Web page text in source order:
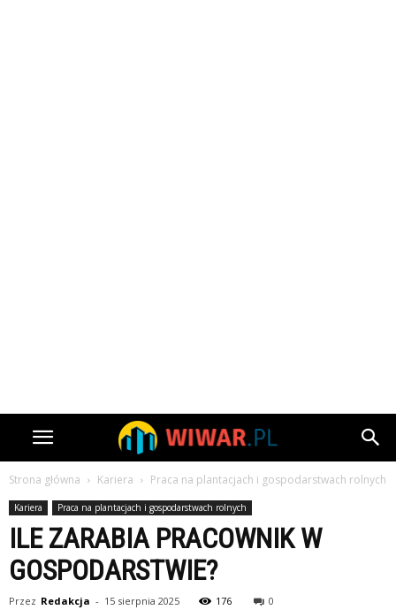
Strona główna Kariera Praca na plantacjach i gospodarstwach rolnych
Kariera Praca na plantacjach i gospodarstwach rolnych
ILE ZARABIA PRACOWNIK W
GOSPODARSTWIE?
Przez Redakcja - 15 sierpnia 2025 176 0